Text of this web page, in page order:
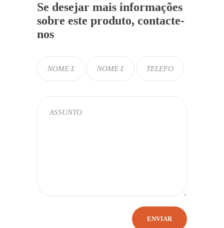
Se desejar mais informações
sobre este produto, contacte-
nos